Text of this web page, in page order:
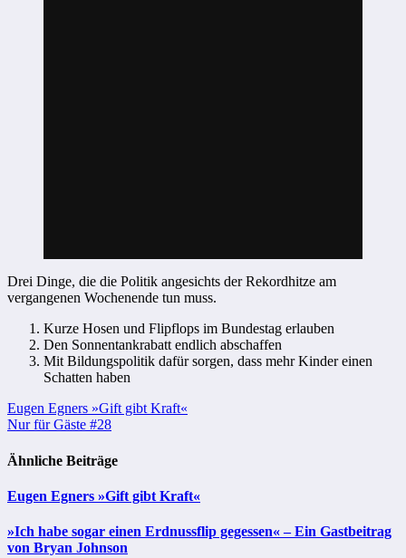
VIDEO ANSEHEN
Drei Dinge, die die Politik angesichts der Rekordhitze am
vergangenen Wochenende tun muss.
Kurze Hosen und Flipflops im Bundestag erlauben
Den Sonnentankrabatt endlich abschaffen
Mit Bildungspolitik dafür sorgen, dass mehr Kinder einen
Schatten haben
Beitragsnavigation
Eugen Egners »Gift gibt Kraft«
Nur für Gäste #28
Ähnliche Beiträge
Eugen Egners »Gift gibt Kraft«
»Ich habe sogar einen Erdnussflip gegessen« – Ein Gastbeitrag
von Bryan Johnson